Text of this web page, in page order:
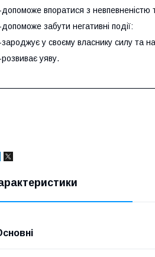
допоможе впоратися з невпевненістю
допоможе забути негативні події:
зароджує у своєму власнику силу та
розвиває уяву.